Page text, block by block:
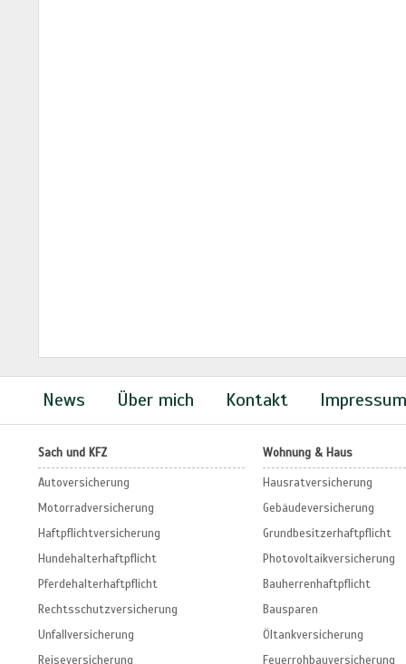
News Über mich Kontakt Impressum
Sach und KFZ
Autoversicherung
Motorradversicherung
Haftpflichtversicherung
Hundehalterhaftpflicht
Pferdehalterhaftpflicht
Rechtsschutzversicherung
Unfallversicherung
Reiseversicherung
Wohnung & Haus
Hausratversicherung
Gebäudeversicherung
Grundbesitzerhaftpflicht
Photovoltaikversicherung
Bauherrenhaftpflicht
Bausparen
Öltankversicherung
Feuerrohbauversicherung